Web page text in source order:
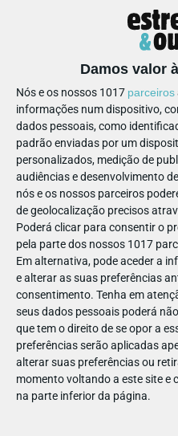
Damos valor
Nós e os nossos 1017 parceiros
informações num dispositivo,
dados pessoais, como
padrão enviadas por um
personalizados, medição de
audiências e desenvolvimento
nós e os nossos parceiros
de geolocalização precisos
Poderá clicar para consentir o
pela parte dos nossos 1017
Em alternativa, pode aceder a
e alterar as suas preferências
consentimento. Tenha em
seus dados pessoais poderá
que tem o direito de se opor a
preferências serão aplicadas
alterar suas preferências ou
momento voltando a este site e
na parte inferior da página.
O que os pais
esperavam
A comunidade escolar
A comunicação direta
A estabilidade do corpo
O ambiente emocional
seguro e feliz)
Cada família tem prioridades
encontrar "a melhor escola
com que os filhos e a família
📅 Prazos:
procurar?